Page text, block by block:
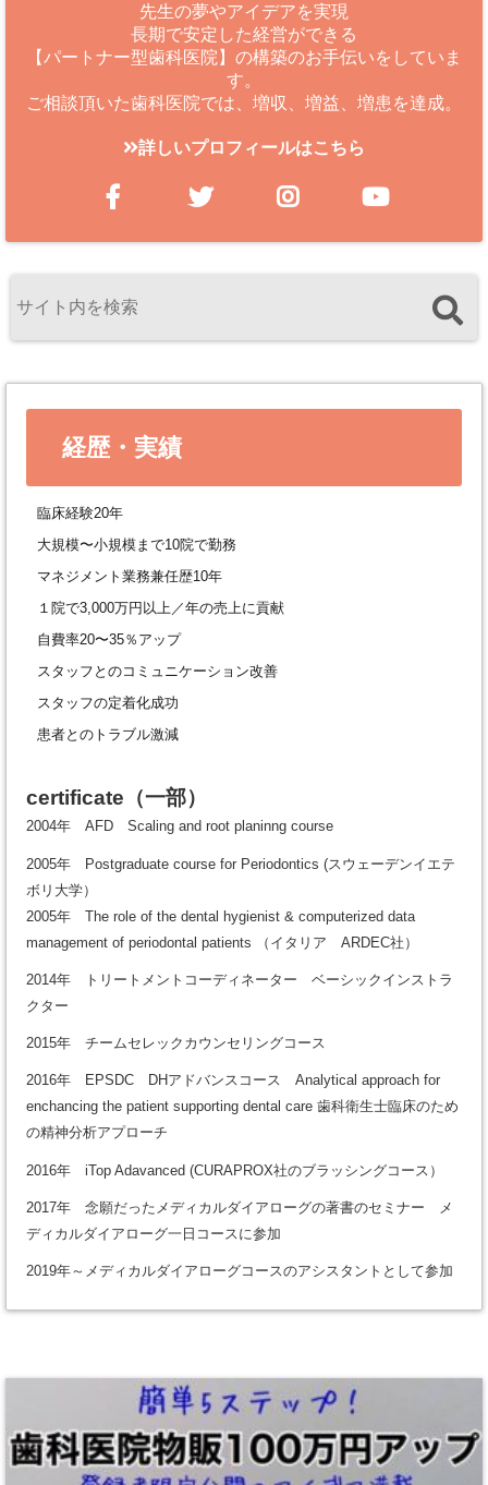
先生の夢やアイデアを実現
長期で安定した経営ができる
【パートナー型歯科医院】の構築のお手伝いをしていま
す。
ご相談頂いた歯科医院では、増収、増益、増患を達成。
詳しいプロフィールはこちら
経歴・実績
臨床経験20年
大規模〜小規模まで10院で勤務
マネジメント業務兼任歴10年
１院で3,000万円以上／年の売上に貢献
自費率20〜35％アップ
スタッフとのコミュニケーション改善
スタッフの定着化成功
患者とのトラブル激減
certificate （一部）
2004年 AFD Scaling and root planinng course
2005年 Postgraduate course for Periodontics (スウェーデンイエテ
ボリ大学）
2005年 The role of the dental hygienist & computerized data
management of periodontal patients （イタリア ARDEC社）
2014年 トリートメントコーディネーター ベーシックインストラ
クター
2015年 チームセレックカウンセリングコース
2016年 EPSDC DHアドバンスコース Analytical approach for
enchancing the patient supporting dental care 歯科衛生士臨床のため
の精神分析アプローチ
2016年 iTop Adavanced (CURAPROX社のブラッシングコース）
2017年 念願だったメディカルダイアローグの著書のセミナー メ
ディカルダイアローグ一日コースに参加
2019年～メディカルダイアローグコースのアシスタントとして参加